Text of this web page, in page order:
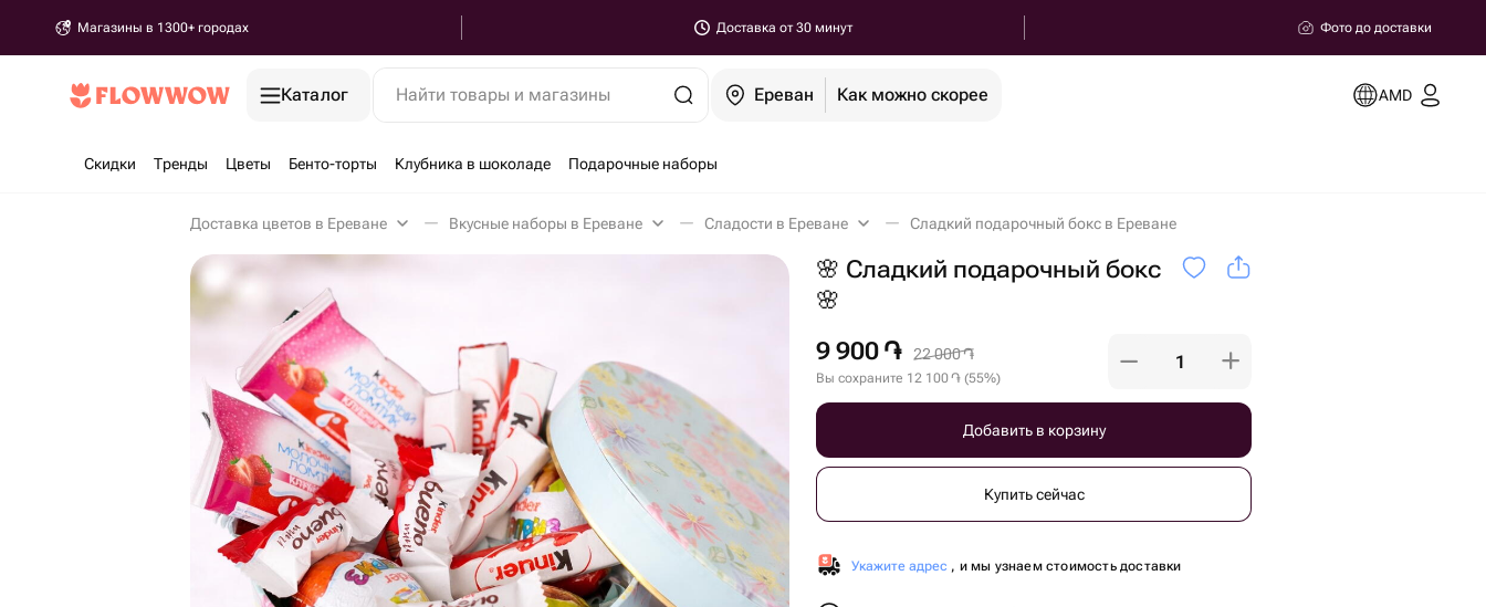
Магазины в 1300+ городах Доставка от 30 минут Фото до доставки
Каталог Найти товары и магазины Ереван Как можно скорее AMD
Скидки Тренды Цветы Бенто-торты Клубника в шоколаде Подарочные наборы
Доставка цветов в Ереване Вкусные наборы в Ереване Сладости в Ереване Сладкий подарочный бокс в Ереване
🌸 Сладкий подарочный бокс
🌸
9 900 ֏ 22 000֏
Вы сохраните 12 100֏ (55%)
Добавить в корзину
Купить сейчас
Укажите адрес , и мы узнаем стоимость доставки